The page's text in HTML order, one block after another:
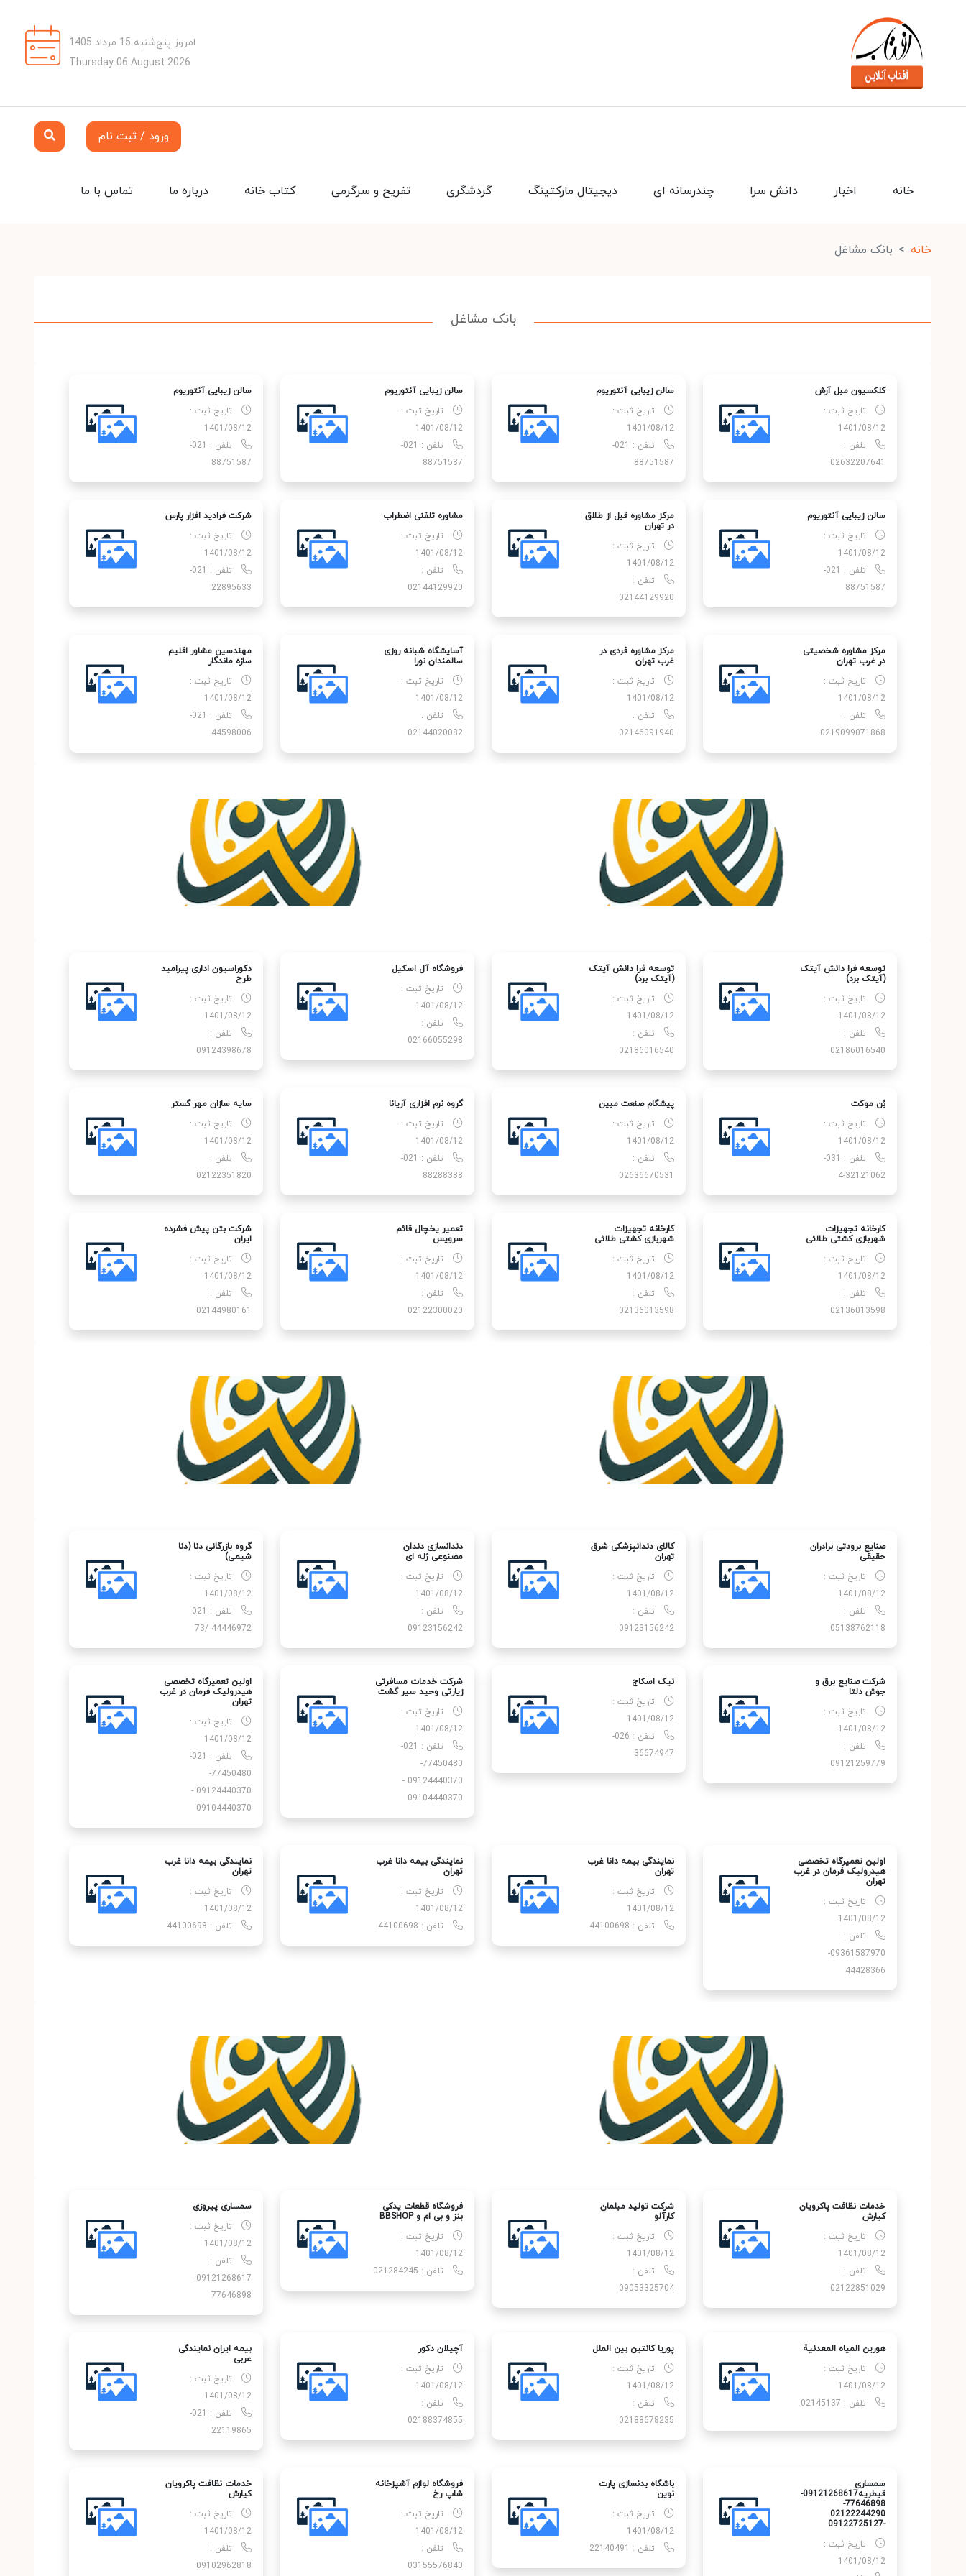
امروز پنج‌شنبه 15 مرداد 1405
Thursday 06 August 2026
ورود / ثبت نام
تماس با ما درباره ما کتاب خانه تفریح و سرگرمی گردشگری دیجیتال مارکتینگ چندرسانه ای دانش سرا اخبار خانه
خانه بانک مشاغل
بانک مشاغل
کلکسیون مبل آرش
تاریخ ثبت :
1401/08/12
تلفن :
02632207641
سالن زیبایی آنتوریوم
تاریخ ثبت :
1401/08/12
تلفن : 021-
88751587
سالن زیبایی آنتوریوم
تاریخ ثبت :
1401/08/12
تلفن : 021-
88751587
سالن زیبایی آنتوریوم
تاریخ ثبت :
1401/08/12
تلفن : 021-
88751587
سالن زیبایی آنتوریوم
تاریخ ثبت :
1401/08/12
تلفن : 021-
88751587
مرکز مشاوره قبل از طلاق
در تهران
تاریخ ثبت :
1401/08/12
تلفن :
02144129920
مشاوره تلفنی اضطراب
تاریخ ثبت :
1401/08/12
تلفن :
02144129920
شرکت فرادید افزار پارس
تاریخ ثبت :
1401/08/12
تلفن : 021-
22895633
مرکز مشاوره شخصیتی
در غرب تهران
تاریخ ثبت :
1401/08/12
تلفن :
0219099071868
مرکز مشاوره فردی در
غرب تهران
تاریخ ثبت :
1401/08/12
تلفن :
02146091940
آسایشگاه شبانه روزی
سالمندان نورا
تاریخ ثبت :
1401/08/12
تلفن :
02144020082
مهندسین مشاور اقلیم
سازه ماندگار
تاریخ ثبت :
1401/08/12
تلفن : 021-
44598006
توسعه فرا دانش آیتک
(آیتک برد)
تاریخ ثبت :
1401/08/12
تلفن :
02186016540
توسعه فرا دانش آیتک
(آیتک برد)
تاریخ ثبت :
1401/08/12
تلفن :
02186016540
فروشگاه آل اسکیل
تاریخ ثبت :
1401/08/12
تلفن :
02166055298
دکوراسیون اداری پیرامید
طرح
تاریخ ثبت :
1401/08/12
تلفن :
09124398678
بُن موکت
تاریخ ثبت :
1401/08/12
تلفن : 031-
32121062-4
پیشگام صنعت مبین
تاریخ ثبت :
1401/08/12
تلفن :
02636670531
گروه نرم افزاری آریانا
تاریخ ثبت :
1401/08/12
تلفن : 021-
88288388
سایه سازان مهر گستر
تاریخ ثبت :
1401/08/12
تلفن :
02122351820
کارخانه تجهیزات
شهربازی کشتی طلائی
تاریخ ثبت :
1401/08/12
تلفن :
02136013598
کارخانه تجهیزات
شهربازی کشتی طلائی
تاریخ ثبت :
1401/08/12
تلفن :
02136013598
تعمیر یخچال قائم
سرویس
تاریخ ثبت :
1401/08/12
تلفن :
02122300020
شرکت بتن پیش فشرده
ایران
تاریخ ثبت :
1401/08/12
تلفن :
02144980161
صنایع برودتی برادران
حقیقی
تاریخ ثبت :
1401/08/12
تلفن :
05138762118
کالای دندانپزشکی شرق
تهران
تاریخ ثبت :
1401/08/12
تلفن :
09123156242
دندانسازی دندان
مصنوعی ژله ای
تاریخ ثبت :
1401/08/12
تلفن :
09123156242
گروه بازرگانی دنا (دنا
شیمی)
تاریخ ثبت :
1401/08/12
تلفن : 021-
44446972 /73
شرکت صنایع برق و
جوش دلتا
تاریخ ثبت :
1401/08/12
تلفن :
09121259779
نیک اسکاج
تاریخ ثبت :
1401/08/12
تلفن : 026-
36674947
شرکت خدمات مسافرتی
زیارتی وحید سیر گشت
تاریخ ثبت :
1401/08/12
تلفن : 021-
77450480-
09124440370 -
09104440370
اولین تعمیرگاه تخصصی
هیدرولیک فرمان در غرب
تهران
تاریخ ثبت :
1401/08/12
تلفن : 021-
77450480-
09124440370 -
09104440370
اولین تعمیرگاه تخصصی
هیدرولیک فرمان در غرب
تهران
تاریخ ثبت :
1401/08/12
تلفن :
09361587970-
44428366
نمایندگی بیمه دانا غرب
تهران
تاریخ ثبت :
1401/08/12
تلفن : 44100698
نمایندگی بیمه دانا غرب
تهران
تاریخ ثبت :
1401/08/12
تلفن : 44100698
نمایندگی بیمه دانا غرب
تهران
تاریخ ثبت :
1401/08/12
تلفن : 44100698
خدمات نظافت پاکرویان
کیارش
تاریخ ثبت :
1401/08/12
تلفن :
02122851029
شرکت تولید مبلمان
کارآلو
تاریخ ثبت :
1401/08/12
تلفن :
09053325704
فروشگاه قطعات یدکی
بنز و بی ام و BBSHOP
تاریخ ثبت :
1401/08/12
تلفن : 021284245
سمساری پیروزی
تاریخ ثبت :
1401/08/12
تلفن :
09121268617-
77646898
هورين المياه المعدنية
تاریخ ثبت :
1401/08/12
تلفن : 02145137
پوریا کانتین بین الملل
تاریخ ثبت :
1401/08/12
تلفن :
02188678235
آچیلان دکور
تاریخ ثبت :
1401/08/12
تلفن :
02188374855
بیمه ایران نمایندگی
عربی
تاریخ ثبت :
1401/08/12
تلفن : 021-
22119865
سمساری
قیطریه09121268617-
77646898-
02122244290
-09122725127
تاریخ ثبت :
1401/08/12
باشگاه بدنسازی پارت
نوین
تاریخ ثبت :
1401/08/12
تلفن : 22140491
فروشگاه لوازم آشپزخانه
شاپ رخ
تاریخ ثبت :
1401/08/12
تلفن :
03155576840
خدمات نظافت پاکرویان
کیارش
تاریخ ثبت :
1401/08/12
تلفن :
09102962818